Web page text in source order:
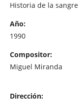
Historia de la sangre
Año:
1990
Compositor:
Miguel Miranda
Dirección: